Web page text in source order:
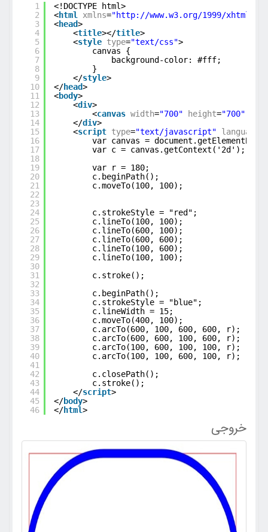
1
2
3
4
5
6
7
8
9
10
11
12
13
14
15
16
17
18
19
20
21
22
23
24
25
26
27
28
29
30
31
32
33
34
35
36
37
38
39
40
41
42
43
44
45
46
<!DOCTYPE html>
<html xmlns="http://www.w3.org/1999/xhtml
<head>
<title></title>
<style type="text/css">
canvas {
background-color: #fff;
}
</style>
</head>
<body>
<div>
<canvas width="700" height="700"
</div>
<script type="text/javascript" language
var canvas =
var c = canvas.getContext('2d');
var r = 180;
c.beginPath();
c.moveTo(100, 100);
c.strokeStyle = "red";
c.lineTo(100, 100);
c.lineTo(600, 100);
c.lineTo(600, 600);
c.lineTo(100, 600);
c.lineTo(100, 100);
c.stroke();
c.beginPath();
c.strokeStyle = "blue";
c.lineWidth = 15;
c.moveTo(400, 100);
c.arcTo(600, 100, 600, 600, r);
c.arcTo(600, 600, 100, 600, r);
c.arcTo(100, 600, 100, 100, r);
c.arcTo(100, 100, 600, 100, r);
c.closePath();
c.stroke();
</script>
</body>
</html>
خروجی